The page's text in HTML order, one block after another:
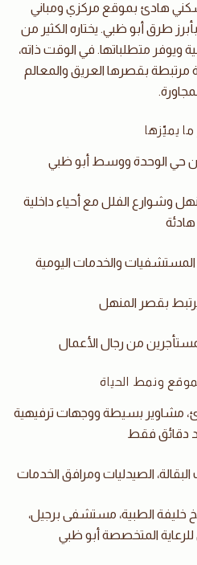
هادئ بموقع مركزي ومباني
طرق أبو ظبي. يختاره الكثير من
ويوفر متطلباتها. في الوقت ذاته،
مرتبطة بقصرها العريق والمعالم
ما يميّزها
حي الوحدة ووسط أبو ظبي
وشوارع الفلل مع أحياء داخلية
هادئة
والخدمات اليومية
بقصر المنهل
من رجال الأعمال
ونمط الحياة
مشاوير بسيطة ووجهات ترفيهية
دقائق فقط
الصيدليات ومرافق الخدمات
خليفة الطبية، مستشفى برجيل،
المتخصصة أبو ظبي